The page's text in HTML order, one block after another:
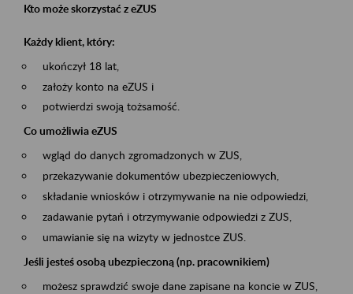
Kto może skorzystać z eZUS
Każdy klient, który:
ukończył 18 lat,
założy konto na eZUS i
potwierdzi swoją tożsamość.
Co umożliwia eZUS
wgląd do danych zgromadzonych w ZUS,
przekazywanie dokumentów ubezpieczeniowych,
składanie wniosków i otrzymywanie na nie odpowiedzi,
zadawanie pytań i otrzymywanie odpowiedzi z ZUS,
umawianie się na wizyty w jednostce ZUS.
Jeśli jesteś osobą ubezpieczoną (np. pracownikiem)
możesz sprawdzić swoje dane zapisane na koncie w ZUS,